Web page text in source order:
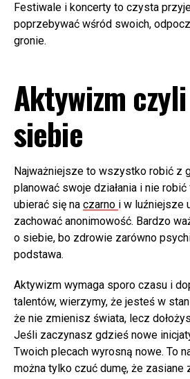
Festiwale i koncerty to czysta
poprzebywać wśród swoich,
gronie.
Aktywizm
siebie
Najważniejsze to wszystko robić z
planować swoje działania i nie
ubierać się na czarno i w luźniejsze
zachować anonimowość. Bardzo
o siebie, bo zdrowie zarówno
podstawa.
Aktywizm wymaga sporo czasu i
talentów, wierzymy, że jesteś w
że nie zmienisz świata, lecz
Jeśli zaczynasz gdzieś nowe
Twoich plecach wyrosną nowe. To
można tylko czuć dumę, że zasiane